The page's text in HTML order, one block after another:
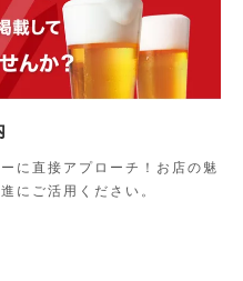
に直接アプローチ！お店の魅
にご活用ください。